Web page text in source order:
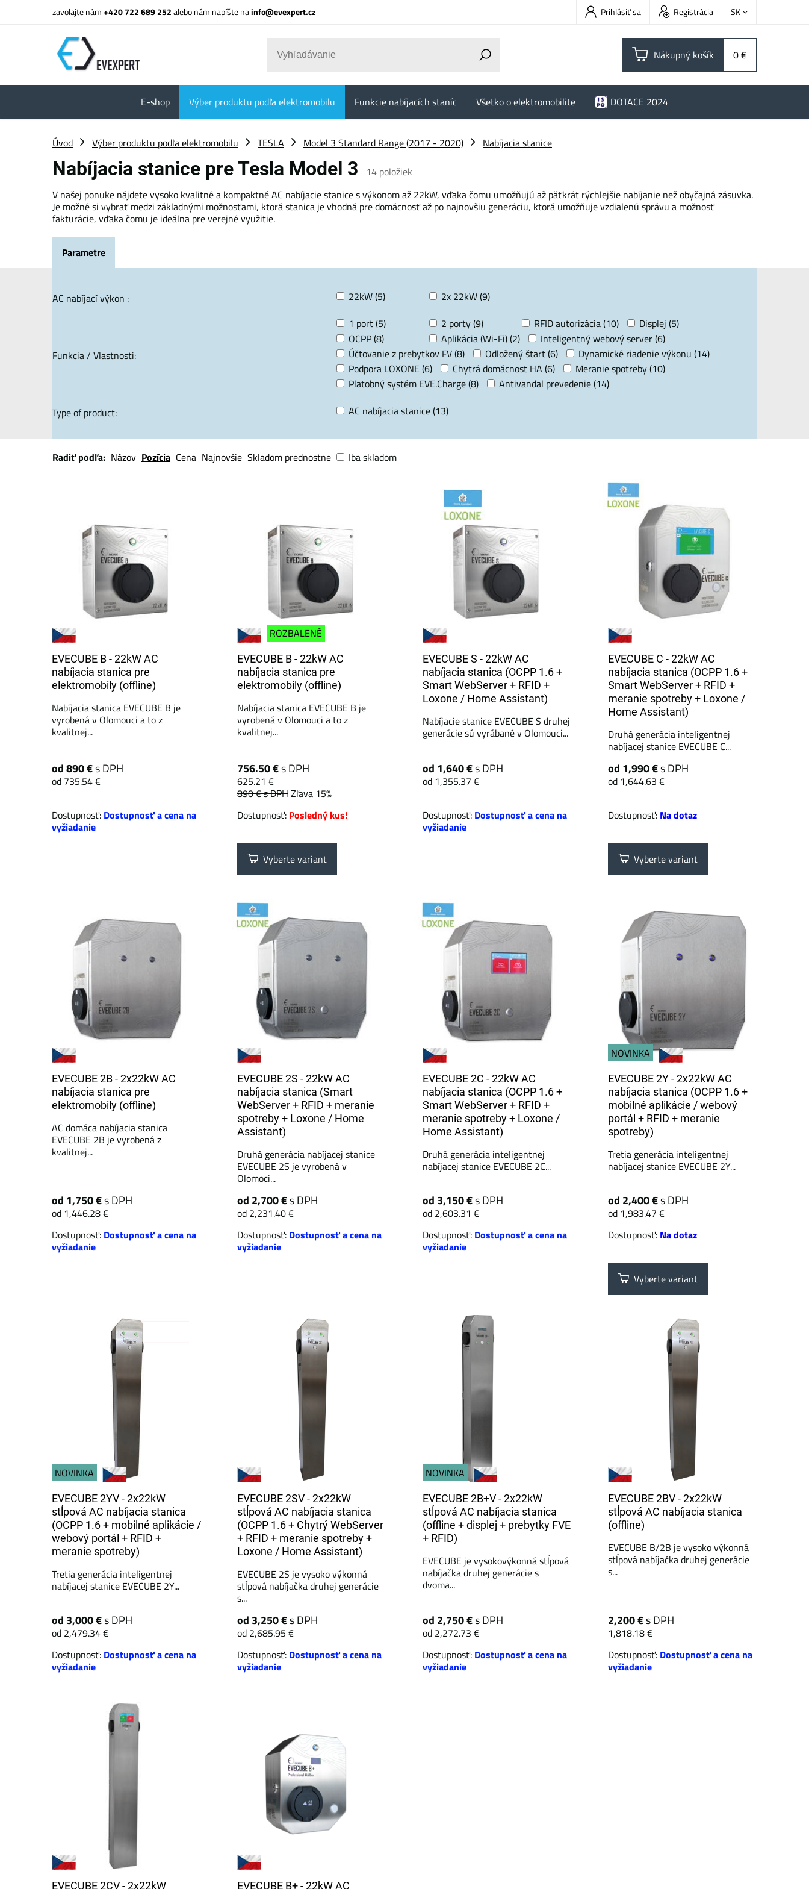
zavolajte nám+420 722 689 252alebo nám napíšte nainfo@evexpert.cz Prihlásiť sa Registrácia SK
Nákupný košík 0 €
E-shop Výber produktu podľa elektromobilu Funkcie nabíjacích staníc Všetko o elektromobilite DOTACE 2024
Úvod Výber produktu podľa elektromobilu TESLA Model 3 Standard Range (2017 - 2020) Nabíjacia stanice
Nabíjacia stanice pre Tesla Model 3 14 položiek
V našej ponuke nájdete vysoko kvalitné a kompaktné AC nabíjacie stanice s výkonom až 22kW, vďaka čomu umožňujú až päťkrát rýchlejšie nabíjanie než obyčajná zásuvka.
Je možné si vybrať medzi základnými možnosťami, ktorá stanica je vhodná pre domácnosť až po najnovšiu generáciu, ktorá umožňuje vzdialenú správu a možnosť
fakturácie, vďaka čomu je ideálna pre verejné využitie.
Parametre
AC nabíjací výkon : 22kW (5) 2x 22kW (9)
Funkcia / Vlastnosti:
1 port (5) 2 porty (9) RFID autorizácia (10)
Displej (5)
OCPP (8)
Aplikácia (Wi-Fi) (2)
Inteligentný webový server (6)
Účtovanie z prebytkov FV (8)
Odložený štart (6)
Dynamické riadenie výkonu (14)
Podpora LOXONE (6)
Chytrá domácnost HA (6)
Meranie spotreby (10)
Platobný systém EVE.Charge (8)
Antivandal prevedenie (14)
Type of product:
AC nabíjacia stanice (13)
Radiť podľa: Názov Pozícia Cena Najnovšie Skladom prednostne Iba skladom
EVECUBE B - 22kW AC
nabíjacia stanica pre
elektromobily (offline)
Nabíjacia stanica EVECUBE B je
vyrobená v Olomouci a to z
kvalitnej...
od 890 €s DPH
od 735.54 €
Dostupnosť: Dostupnosť a cena na
vyžiadanie
ROZBALENÉ
EVECUBE B - 22kW AC
nabíjacia stanica pre
elektromobily (offline)
Nabíjacia stanica EVECUBE B je
vyrobená v Olomouci a to z
kvalitnej...
756.50 €s DPH
625.21 €
890 €s DPHZľava 15%
Dostupnosť: Posledný kus!
Vyberte variant
EVECUBE S - 22kW AC
nabíjacia stanica (OCPP 1.6 +
Smart WebServer + RFID +
Loxone / Home Assistant)
Nabíjacie stanice EVECUBE S druhej
generácie sú vyrábané v Olomouci...
od 1,640 €s DPH
od 1,355.37 €
Dostupnosť: Dostupnosť a cena na
vyžiadanie
EVECUBE C - 22kW AC
nabíjacia stanica (OCPP 1.6 +
Smart WebServer + RFID +
meranie spotreby + Loxone /
Home Assistant)
Druhá generácia inteligentnej
nabíjacej stanice EVECUBE C...
od 1,990 €s DPH
od 1,644.63 €
Dostupnosť: Na dotaz
Vyberte variant
EVECUBE 2B - 2x22kW AC
nabíjacia stanica pre
elektromobily (offline)
AC domáca nabíjacia stanica
EVECUBE 2B je vyrobená z
kvalitnej...
od 1,750 €s DPH
od 1,446.28 €
Dostupnosť: Dostupnosť a cena na
vyžiadanie
EVECUBE 2S - 22kW AC
nabíjacia stanica (Smart
WebServer + RFID + meranie
spotreby + Loxone / Home
Assistant)
Druhá generácia nabíjacej stanice
EVECUBE 2S je vyrobená v
Olomoci...
od 2,700 €s DPH
od 2,231.40 €
Dostupnosť: Dostupnosť a cena na
vyžiadanie
EVECUBE 2C - 22kW AC
nabíjacia stanica (OCPP 1.6 +
Smart WebServer + RFID +
meranie spotreby + Loxone /
Home Assistant)
Druhá generácia inteligentnej
nabíjacej stanice EVECUBE 2C...
od 3,150 €s DPH
od 2,603.31 €
Dostupnosť: Dostupnosť a cena na
vyžiadanie
NOVINKA
EVECUBE 2Y - 2x22kW AC
nabíjacia stanica (OCPP 1.6 +
mobilné aplikácie / webový
portál + ​​RFID + meranie
spotreby)
Tretia generácia inteligentnej
nabíjacej stanice EVECUBE 2Y...
od 2,400 €s DPH
od 1,983.47 €
Dostupnosť: Na dotaz
Vyberte variant
NOVINKA
EVECUBE 2YV - 2x22kW
stĺpová AC nabíjacia stanica
(OCPP 1.6 + mobilné aplikácie /
webový portál + ​​RFID +
meranie spotreby)
Tretia generácia inteligentnej
nabíjacej stanice EVECUBE 2Y...
od 3,000 €s DPH
od 2,479.34 €
Dostupnosť: Dostupnosť a cena na
vyžiadanie
EVECUBE 2SV - 2x22kW
stĺpová AC nabíjacia stanica
(OCPP 1.6 + Chytrý WebServer
+ RFID + meranie spotreby +
Loxone / Home Assistant)
EVECUBE 2S je vysoko výkonná
stĺpová nabíjačka druhej generácie
s...
od 3,250 €s DPH
od 2,685.95 €
Dostupnosť: Dostupnosť a cena na
vyžiadanie
NOVINKA
EVECUBE 2B+V - 2x22kW
stĺpová AC nabíjacia stanica
(offline + displej + prebytky FVE
+ RFID)
EVECUBE je vysokovýkonná stĺpová
nabíjačka druhej generácie s
dvoma...
od 2,750 €s DPH
od 2,272.73 €
Dostupnosť: Dostupnosť a cena na
vyžiadanie
EVECUBE 2BV - 2x22kW
stĺpová AC nabíjacia stanica
(offline)
EVECUBE B/2B je vysoko výkonná
stĺpová nabíjačka druhej generácie
s...
2,200 €s DPH
1,818.18 €
Dostupnosť: Dostupnosť a cena na
vyžiadanie
EVECUBE 2CV - 2x22kW EVECUBE B+ - 22kW AC